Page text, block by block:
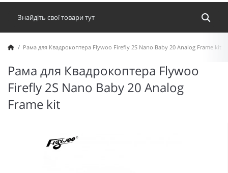
Рама для Квадрокоптера Flywoo Firefly 2S Nano Baby 20 Analog Frame kit
Рама для Квадрокоптера Flywoo
Firefly 2S Nano Baby 20 Analog
Frame kit